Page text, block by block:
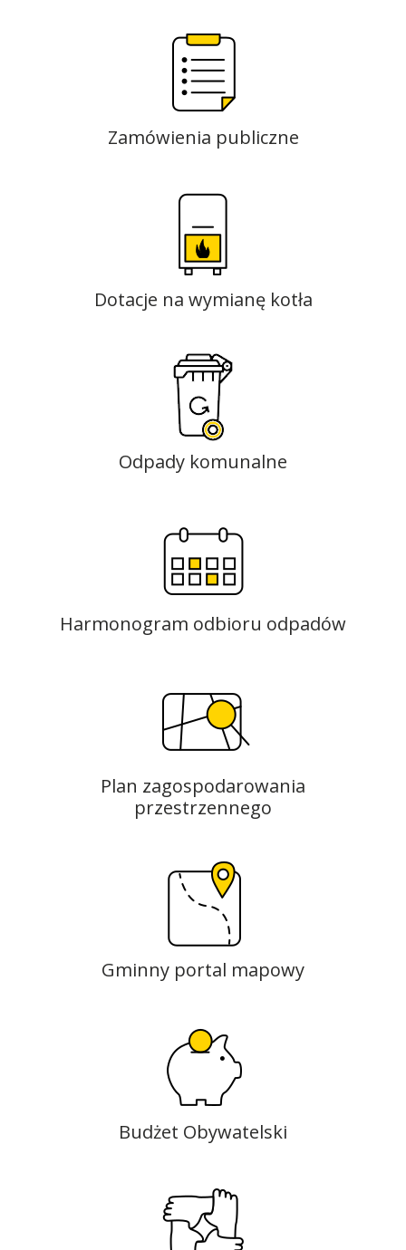
Zamówienia publiczne
Dotacje na wymianę kotła
Odpady komunalne
Harmonogram odbioru odpadów
Plan zagospodarowania
przestrzennego
Gminny portal mapowy
Budżet Obywatelski